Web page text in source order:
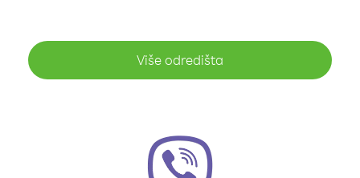
Više odredišta